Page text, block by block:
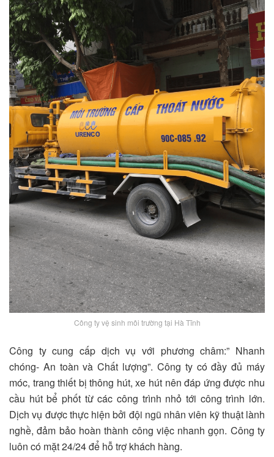
Công ty vệ sinh môi trường tại Hà Tĩnh
Công ty cung cấp dịch vụ với phương châm:” Nhanh
chóng- An toàn và Chất lượng”. Công ty có đầy đủ máy
móc, trang thiết bị thông hút, xe hút nên đáp ứng được nhu
cầu hút bể phốt từ các công trình nhỏ tới công trình lớn.
Dịch vụ được thực hiện bởi đội ngũ nhân viên kỹ thuật lành
nghề, đảm bảo hoàn thành công việc nhanh gọn. Công ty
luôn có mặt 24/24 để hỗ trợ khách hàng.